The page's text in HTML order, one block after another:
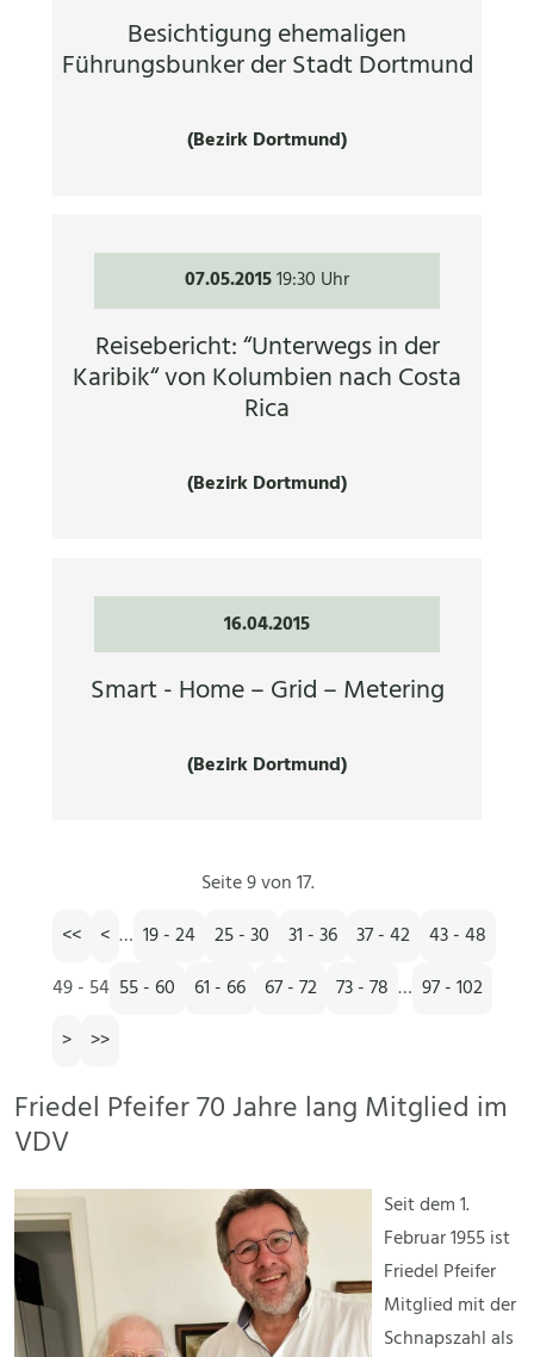
Besichtigung ehemaligen
Führungsbunker der Stadt Dortmund
(Bezirk Dortmund)
07.05.201519:30 Uhr
Reisebericht: “Unterwegs in der
Karibik“ von Kolumbien nach Costa
Rica
(Bezirk Dortmund)
16.04.2015
Smart - Home – Grid – Metering
(Bezirk Dortmund)
Seite 9 von 17.
<<
< … 19 - 24 25 - 30 31 - 36 37 - 42
43 - 48
49 - 54 55 - 60 61 - 66 67 - 72 73 - 78 … 97 - 102
>
>>
Friedel Pfeifer 70 Jahre lang Mitglied im
VDV
Seit dem 1.
Februar 1955 ist
Friedel Pfeifer
Mitglied mit der
Schnapszahl als